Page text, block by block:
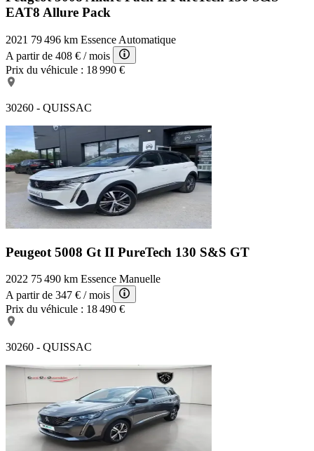
EAT8 Allure Pack
2021 79 496 km Essence Automatique
A partir de 408 € / mois
Prix du véhicule : 18 990 €
30260 - QUISSAC
Peugeot 5008 Gt II PureTech 130 S&S GT
2022 75 490 km Essence Manuelle
A partir de 347 € / mois
Prix du véhicule : 18 490 €
30260 - QUISSAC